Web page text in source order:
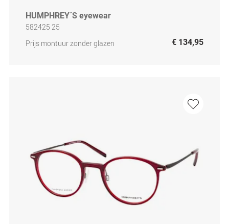
HUMPHREY´S eyewear
582425 25
Prijs montuur zonder glazen
€ 134,95